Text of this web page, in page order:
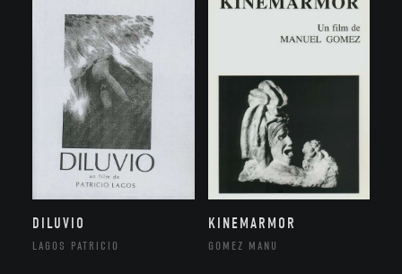
DILUVIO
LAGOS PATRICIO
KINEMARMOR
GOMEZ MANU